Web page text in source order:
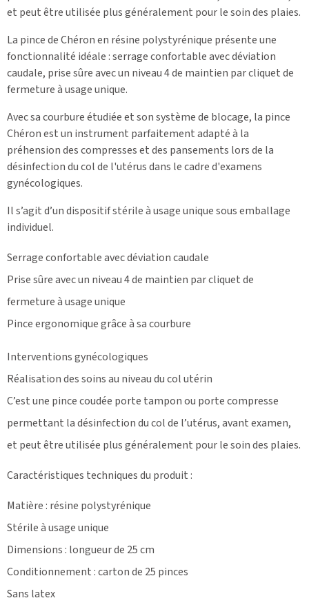
et peut être utilisée plus généralement pour le soin des plaies.
La pince de Chéron en résine polystyrénique présente une
fonctionnalité idéale : serrage confortable avec déviation
caudale, prise sûre avec un niveau 4 de maintien par cliquet de
fermeture à usage unique.
Avec sa courbure étudiée et son système de blocage, la pince
Chéron est un instrument parfaitement adapté à la
préhension des compresses et des pansements lors de la
désinfection du col de l'utérus dans le cadre d'examens
gynécologiques.
Il s’agit d’un dispositif stérile à usage unique sous emballage
individuel.
Serrage confortable avec déviation caudale
Prise sûre avec un niveau 4 de maintien par cliquet de
fermeture à usage unique
Pince ergonomique grâce à sa courbure
Interventions gynécologiques
Réalisation des soins au niveau du col utérin
C’est une pince coudée porte tampon ou porte compresse
permettant la désinfection du col de l’utérus, avant examen,
et peut être utilisée plus généralement pour le soin des plaies.
Caractéristiques techniques du produit :
Matière : résine polystyrénique
Stérile à usage unique
Dimensions : longueur de 25 cm
Conditionnement : carton de 25 pinces
Sans latex